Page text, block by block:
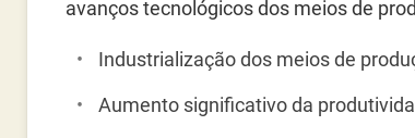
avanços tecnológicos dos meios de
Industrialização dos meios de
Aumento significativo da